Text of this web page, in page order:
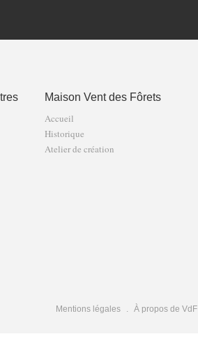
Maison Vent des Fôrets
Accueil
Historique
Atelier de création
Mentions légales À propos de VdF